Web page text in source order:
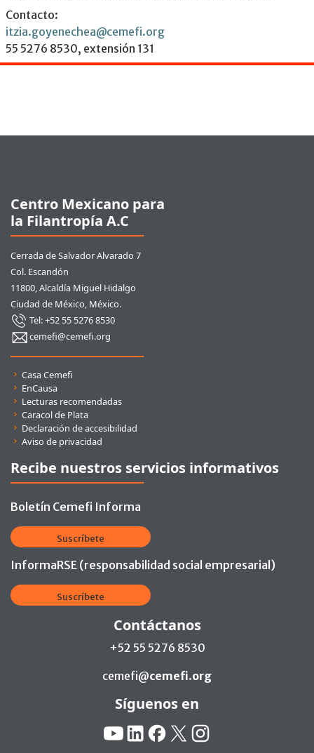
Contacto:
itzia.goyenechea@cemefi.org
55 5276 8530, extensión 131
Centro Mexicano para
la Filantropía A.C
Cerrada de Salvador Alvarado 7
Col. Escandón
11800, Alcaldía Miguel Hidalgo
Ciudad de México, México.
Tel: +52 55 5276 8530
cemefi@cemefi.org
Enlaces rápidos
Casa Cemefi
EnCausa
Lecturas recomendadas
Caracol de Plata
Declaración de accesibilidad
Aviso de privacidad
Recibe nuestros servicios informativos
Boletín Cemefi Informa
Suscríbete
InformaRSE (responsabilidad social empresarial)
Suscríbete
Contáctanos
+52 55 5276 8530
cemefi@cemefi.org
Síguenos en
YouTube
LinkedinFacebook
X Instagram